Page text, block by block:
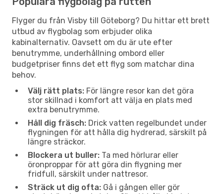
Flyger du från Visby till Göteborg? Du hittar ett brett
utbud av flygbolag som erbjuder olika
kabinalternativ. Oavsett om du är ute efter
benutrymme, underhållning ombord eller
budgetpriser finns det ett flyg som matchar dina
behov.
Välj rätt plats: För längre resor kan det göra
stor skillnad i komfort att välja en plats med
extra benutrymme.
Håll dig fräsch: Drick vatten regelbundet under
flygningen för att hålla dig hydrerad, särskilt på
längre sträckor.
Blockera ut buller: Ta med hörlurar eller
öronproppar för att göra din flygning mer
fridfull, särskilt under nattresor.
Sträck ut dig ofta: Gå i gången eller gör